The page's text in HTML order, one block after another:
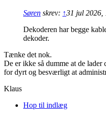
Søren skrev: ↑31 jul 2026,
Dekoderen har begge
dekoder.
Tænke det nok.
De er ikke så dumme at de
for dyrt og besværligt at
Klaus
Hop til indlæg